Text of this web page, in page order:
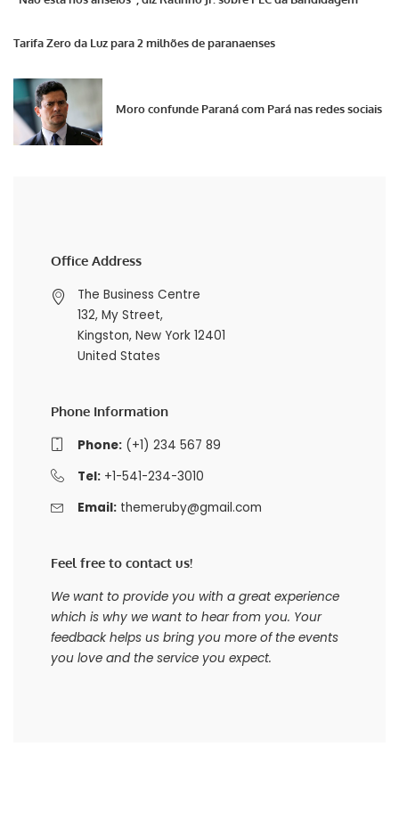
Tarifa Zero da Luz para 2 milhões de paranaenses
Moro confunde Paraná com Pará nas redes sociais
Office Address
The Business Centre
132, My Street,
Kingston, New York 12401
United States
Phone Information
Phone:(+1) 234 567 89
Tel:+1-541-234-3010
Email: themeruby@gmail.com
Feel free to contact us!
We want to provide you with a great experience
which is why we want to hear from you. Your
feedback helps us bring you more of the events
you love and the service you expect.